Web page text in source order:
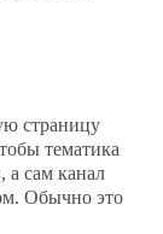
страницу
тематика
а сам канал
Обычно это